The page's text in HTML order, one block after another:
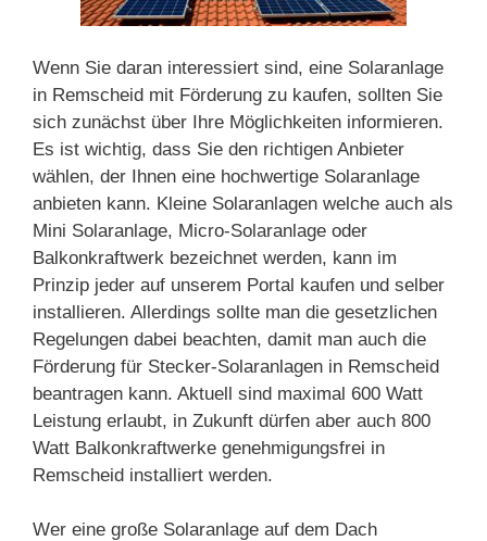
Wenn Sie daran interessiert sind, eine Solaranlage
in Remscheid mit Förderung zu kaufen, sollten Sie
sich zunächst über Ihre Möglichkeiten informieren.
Es ist wichtig, dass Sie den richtigen Anbieter
wählen, der Ihnen eine hochwertige Solaranlage
anbieten kann. Kleine Solaranlagen welche auch als
Mini Solaranlage, Micro-Solaranlage oder
Balkonkraftwerk bezeichnet werden, kann im
Prinzip jeder auf unserem Portal kaufen und selber
installieren. Allerdings sollte man die gesetzlichen
Regelungen dabei beachten, damit man auch die
Förderung für Stecker-Solaranlagen in Remscheid
beantragen kann. Aktuell sind maximal 600 Watt
Leistung erlaubt, in Zukunft dürfen aber auch 800
Watt Balkonkraftwerke genehmigungsfrei in
Remscheid installiert werden.
Wer eine große Solaranlage auf dem Dach